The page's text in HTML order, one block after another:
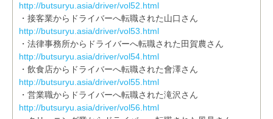
http://butsuryu.asia/driver/vol52.html
・接客業からドライバーへ転職された山口さん
http://butsuryu.asia/driver/vol53.html
・法律事務所からドライバーへ転職された田賀農さん
http://butsuryu.asia/driver/vol54.html
・飲食店からドライバーへ転職された會澤さん
http://butsuryu.asia/driver/vol55.html
・営業職からドライバーへ転職された滝沢さん
http://butsuryu.asia/driver/vol56.html